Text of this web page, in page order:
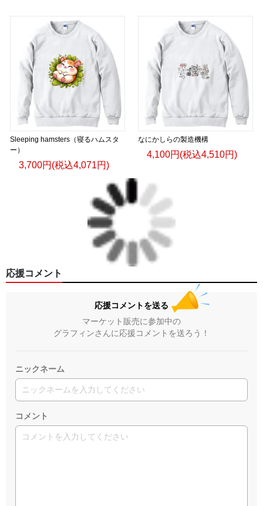
Sleeping hamsters（寝るハムスタ
ー）
3,700円(税込4,071円)
なにかしらの製造機構
4,100円(税込4,510円)
応援コメント
応援コメントを送る
マーケット販売に参加中の
グラフィンさんに応援コメントを送ろう！
ニックネーム
コメント